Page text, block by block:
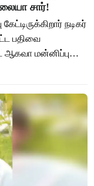
சார்!
நடிகர்
பதிவை
மன்னிப்பு